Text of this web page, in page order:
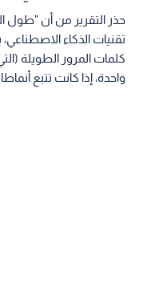
حذر التقرير من أن "طول
واحدة، إذا كانت تتبع